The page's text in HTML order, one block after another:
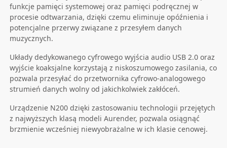
funkcje pamięci systemowej oraz pamięci podręcznej w
procesie odtwarzania, dzięki czemu eliminuje opóźnienia i
potencjalne przerwy związane z przesyłem danych
muzycznych.
Układy dedykowanego cyfrowego wyjścia audio USB 2.0 oraz
wyjście koaksjalne korzystają z niskoszumowego zasilania, co
pozwala przesyłać do przetwornika cyfrowo-analogowego
strumień danych wolny od jakichkolwiek zakłóceń.
Urządzenie N200 dzięki zastosowaniu technologii przejętych
z najwyższych klasą modeli Aurender, pozwala osiągnąć
brzmienie wcześniej niewyobrażalne w ich klasie cenowej.